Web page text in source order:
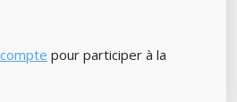
pour participer à la